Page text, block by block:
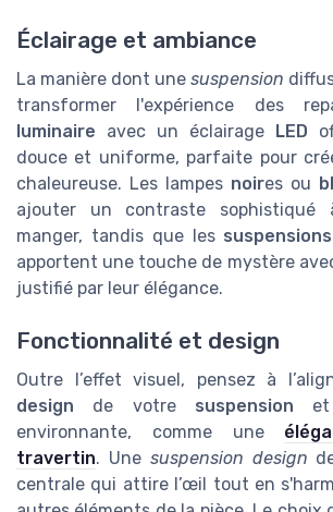
Éclairage et ambiance
La manière dont une suspension
transformer l'expérience des
luminaire avec un éclairage LED
douce et uniforme, parfaite pour
chaleureuse. Les lampes noires ou
ajouter un contraste
manger, tandis que les suspensions
apportent une touche de mystère
justifié par leur élégance.
Fonctionnalité et design
Outre l’effet visuel, pensez à
design de votre suspension et
environnante, comme une
travertin. Une suspension design
centrale qui attire l’œil tout en